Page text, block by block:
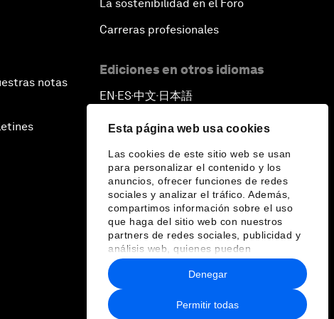
Esta página web usa cookies
Las cookies de este sitio web se usan
para personalizar el contenido y los
anuncios, ofrecer funciones de redes
sociales y analizar el tráfico. Además,
compartimos información sobre el uso
que haga del sitio web con nuestros
partners de redes sociales, publicidad y
análisis web, quienes pueden
combinarla con otra información que les
haya proporcionado o que hayan
recopilado a partir del uso que haya
hecho de sus servicios.
Permitir todas
Denegar
notas
La sostenibilidad en el Foro
Carreras profesionales
Ediciones en otros idiomas
EN ▪ ES▪中文▪ 日本語